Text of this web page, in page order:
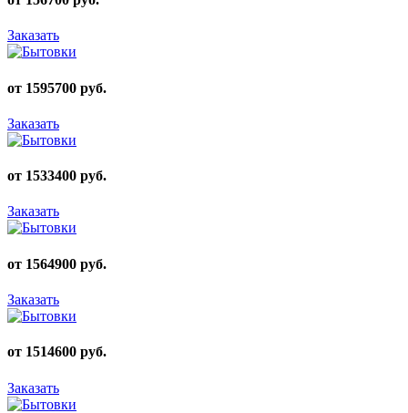
Заказать
от 1595700 руб.
Заказать
от 1533400 руб.
Заказать
от 1564900 руб.
Заказать
от 1514600 руб.
Заказать